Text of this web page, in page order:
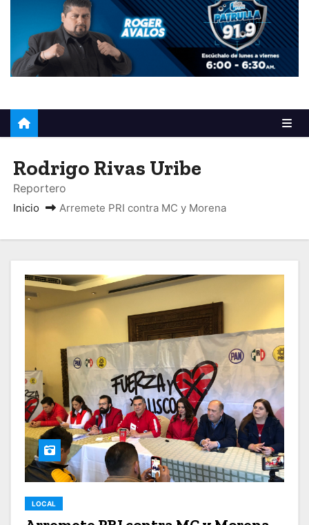
Rodrigo Rivas Uribe
Reportero
Inicio Arremete PRI contra MC y Morena
LOCAL